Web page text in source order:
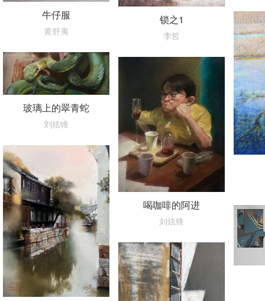
牛仔服
黄舒夷
锁之1
李哲
玻璃上的翠青蛇
刘炫锋
喝咖啡的阿进
刘炫锋